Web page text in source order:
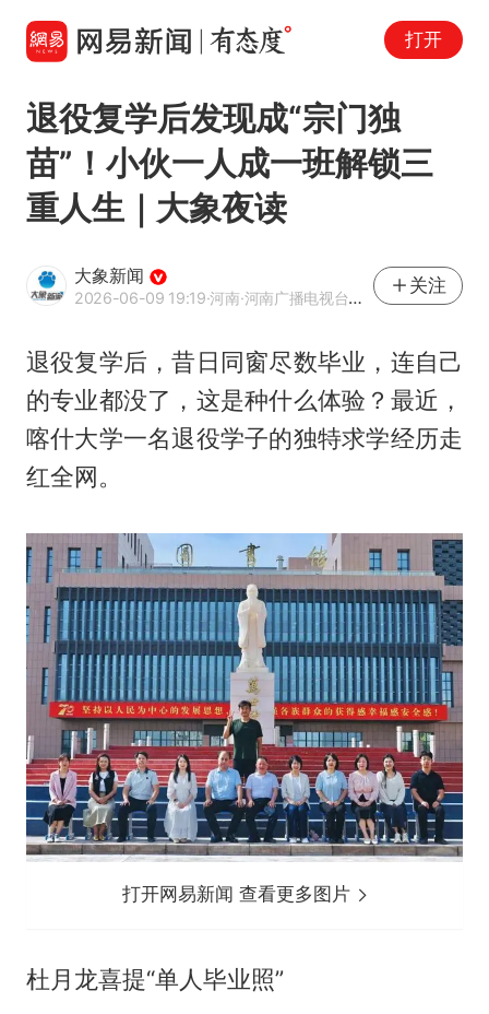
打开
退役复学后发现成“宗门独
苗”！小伙一人成一班解锁三
重人生｜大象夜读
大象新闻
2026-06-09 19:19·河南·河南广播电视台官方网易号
关注
退役复学后，昔日同窗尽数毕业，连自己
的专业都没了，这是种什么体验？最近，
喀什大学一名退役学子的独特求学经历走
红全网。
打开网易新闻 查看更多图片
杜月龙喜提“单人毕业照”